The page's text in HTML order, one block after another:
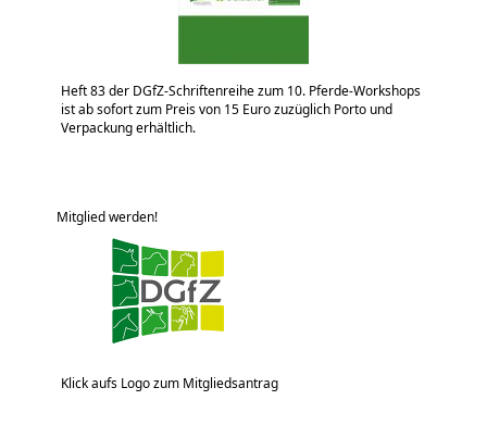
Heft 83 der DGfZ-Schriftenreihe zum 10. Pferde-Workshops
ist ab sofort zum Preis von 15 Euro zuzüglich Porto und
Verpackung erhältlich.
Mitglied werden!
Klick aufs Logo zum Mitgliedsantrag